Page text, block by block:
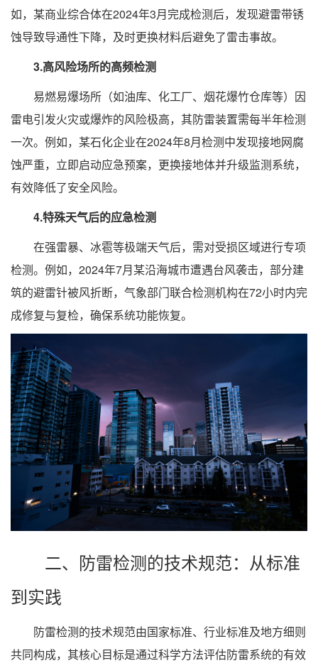
如，某商业综合体在2024年3月完成检测后，发现避雷带锈
蚀导致导通性下降，及时更换材料后避免了雷击事故。
3.高风险场所的高频检测
易燃易爆场所（如油库、化工厂、烟花爆竹仓库等）因
雷电引发火灾或爆炸的风险极高，其防雷装置需每半年检测
一次。例如，某石化企业在2024年8月检测中发现接地网腐
蚀严重，立即启动应急预案，更换接地体并升级监测系统，
有效降低了安全风险。
4.特殊天气后的应急检测
在强雷暴、冰雹等极端天气后，需对受损区域进行专项
检测。例如，2024年7月某沿海城市遭遇台风袭击，部分建
筑的避雷针被风折断，气象部门联合检测机构在72小时内完
成修复与复检，确保系统功能恢复。
二、防雷检测的技术规范：从标准
到实践
防雷检测的技术规范由国家标准、行业标准及地方细则
共同构成，其核心目标是通过科学方法评估防雷系统的有效